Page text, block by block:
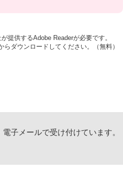
提供するAdobe Readerが必要です。
ダウンロードしてください。（無料）
子メールで受け付けています。